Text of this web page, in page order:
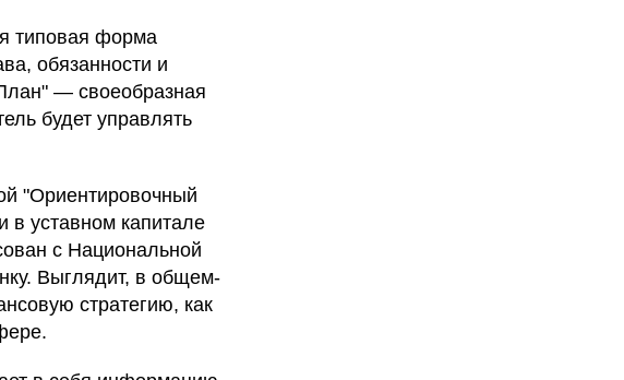
типовая форма
обязанности и
— своеобразная
будет управлять
"Ориентировочный
в уставном капитале
с Национальной
Выглядит, в общем-
стратегию, как